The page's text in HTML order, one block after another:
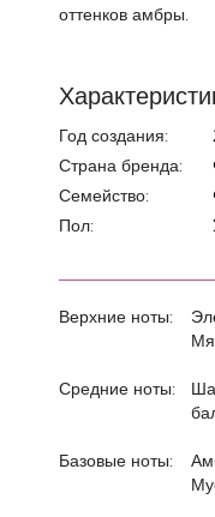
оттенков амбры.
Год создания:
Страна бренда:
Семейство:
Пол:
Верхние ноты:
Средние ноты:
Базовые ноты: